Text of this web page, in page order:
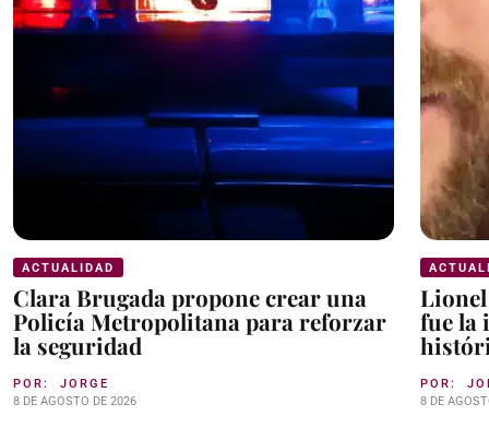
ACTUALIDAD
Clara Brugada propone crear una
Policía Metropolitana para reforzar
la seguridad
POR: JORGE
8 DE AGOSTO DE 2026
fue la
POR:
8 DE